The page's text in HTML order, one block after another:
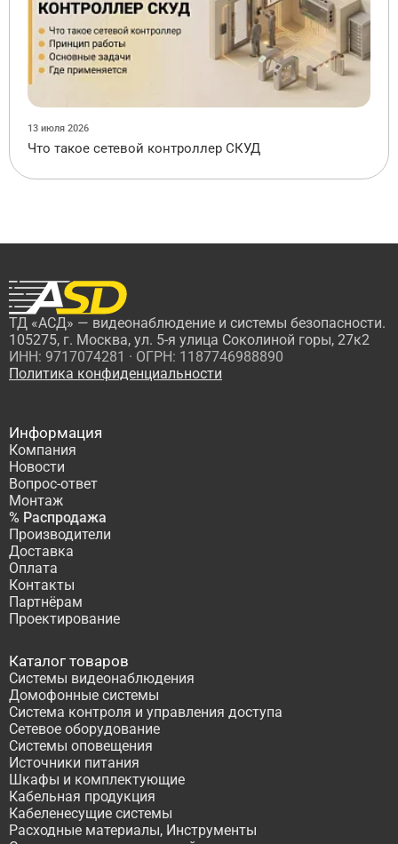
13 июля 2026
Что такое сетевой контроллер СКУД
ТД «АСД» — видеонаблюдение и системы безопасности.
105275, г. Москва, ул. 5-я улица Соколиной горы, 27к2
ИНН: 9717074281 · ОГРН: 1187746988890
Политика конфиденциальности
Информация
Компания
Новости
Вопрос-ответ
Монтаж
% Распродажа
Производители
Доставка
Оплата
Контакты
Партнёрам
Проектирование
Каталог товаров
Системы видеонаблюдения
Домофонные системы
Система контроля и управления доступа
Сетевое оборудование
Системы оповещения
Источники питания
Шкафы и комплектующие
Кабельная продукция
Кабеленесущие системы
Расходные материалы, Инструменты